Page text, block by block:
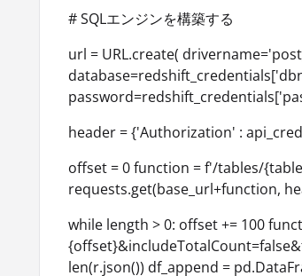
# SQLエンジンを構築する
url = URL.create(
header = {'Authorization' :
offset = 0 function = f'/tables/
requests.get(base_url+function,
while length > 0: offset += 100
len(r.json()) df_append =